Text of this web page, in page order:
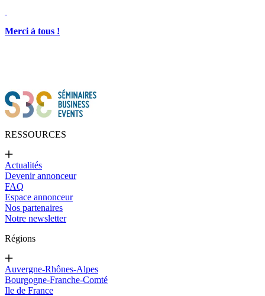
Merci à tous !
RESSOURCES
Actualités
Devenir annonceur
FAQ
Espace annonceur
Nos partenaires
Notre newsletter
Régions
Auvergne-Rhônes-Alpes
Bourgogne-Franche-Comté
Ile de France